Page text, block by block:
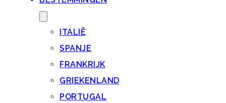
ITALIË
SPANJE
FRANKRIJK
GRIEKENLAND
PORTUGAL